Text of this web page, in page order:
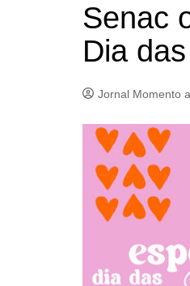
Senac
Dia
Jornal Momento